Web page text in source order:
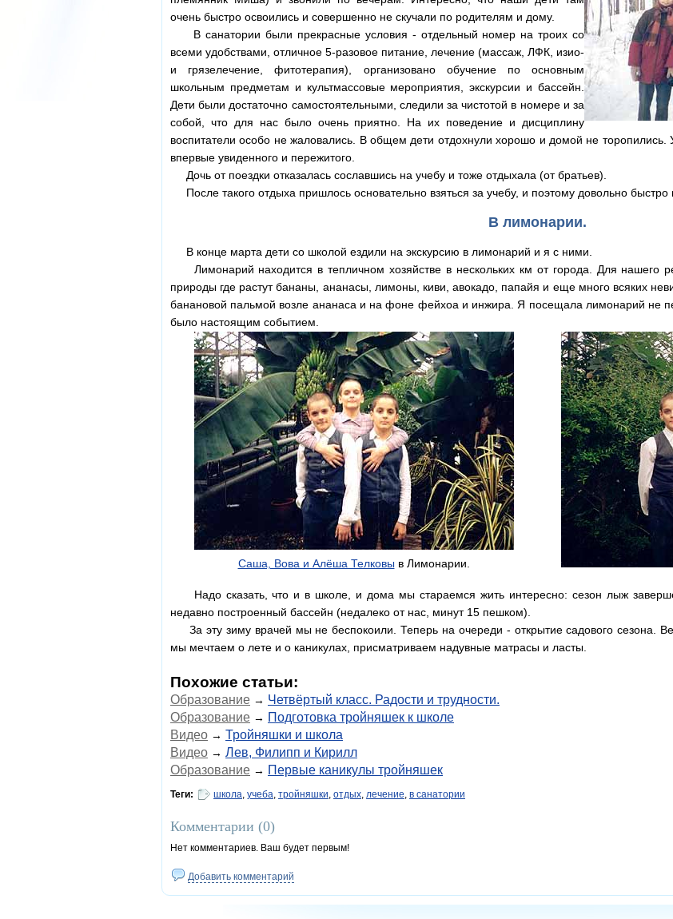
очень быстро освоились и совершенно не скучали по родителям и дому.
В санатории были прекрасные условия - отдельный номер на троих со
всеми удобствами, отличное 5-разовое питание, лечение (массаж, ЛФК, изио-
и грязелечение, фитотерапия), организовано обучение по основным
школьным предметам и культмассовые мероприятия, экскурсии и бассейн.
Дети были достаточно самостоятельными, следили за чистотой в номере и за
собой, что для нас было очень приятно. На их поведение и дисциплину
воспитатели особо не жаловались. В общем дети отдохнули хорошо и домой не торопились.
впервые увиденного и пережитого.
Дочь от поездки отказалась сославшись на учебу и тоже отдыхала (от братьев).
После такого отдыха пришлось основательно взяться за учебу, и поэтому довольно
В лимонарии.
В конце марта дети со школой ездили на экскурсию в лимонарий и я с ними.
Лимонарий находится в тепличном хозяйстве в нескольких км от города. Для нашего
природы где растут бананы, ананасы, лимоны, киви, авокадо, папайя и еще много всяких
банановой пальмой возле ананаса и на фоне фейхоа и инжира. Я посещала лимонарий не
было настоящим событием.
Саша, Вова и Алёша Телковы в Лимонарии.
Надо сказать, что и в школе, и дома мы стараемся жить интересно: сезон лыж
недавно построенный бассейн (недалеко от нас, минут 15 пешком).
За эту зиму врачей мы не беспокоили. Теперь на очереди - открытие садового сезона.
мы мечтаем о лете и о каникулах, присматриваем надувные матрасы и ласты.
Похожие статьи:
Образование → Четвёртый класс. Радости и трудности.
Образование → Подготовка тройняшек к школе
Видео → Тройняшки и школа
Видео → Лев, Филипп и Кирилл
Образование → Первые каникулы тройняшек
Теги: школа, учеба, тройняшки, отдых, лечение, в санатории
Комментарии (0)
Нет комментариев. Ваш будет первым!
Добавить комментарий